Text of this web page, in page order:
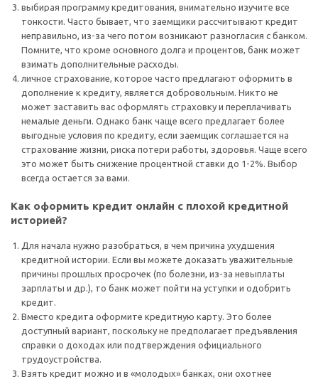
выбирая программу кредитования, внимательно изучите все
тонкости. Часто бывает, что заемщики рассчитывают кредит
неправильно, из-за чего потом возникают разногласия с банком.
Помните, что кроме основного долга и процентов, банк может
взимать дополнительные расходы.
личное страхование, которое часто предлагают оформить в
дополнение к кредиту, является добровольным. Никто не
может заставить вас оформлять страховку и переплачивать
немалые деньги. Однако банк чаще всего предлагает более
выгодные условия по кредиту, если заемщик соглашается на
страхование жизни, риска потери работы, здоровья. Чаще всего
это может быть снижение процентной ставки до 1-2%. Выбор
всегда остается за вами.
Как оформить кредит онлайн с плохой кредитной
историей?
Для начала нужно разобраться, в чем причина ухудшения
кредитной истории. Если вы можете доказать уважительные
причины прошлых просрочек (по болезни, из-за невыплаты
зарплаты и др.), то банк может пойти на уступки и одобрить
кредит.
Вместо кредита оформите кредитную карту. Это более
доступный вариант, поскольку не предполагает предъявления
справки о доходах или подтверждения официального
трудоустройства.
Взять кредит можно и в «молодых» банках, они охотнее